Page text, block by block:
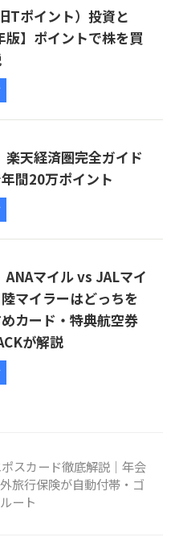
Tポイント）投資と
版】ポイントで株を買
楽天経済圏完全ガイド
年間20万ポイント
ANAマイル vs JALマイ
マイラーはどっちを
カード・特典航空券
が解説
ポスカード徹底解説｜年会
旅行保険が自動付帯・ゴ
ート